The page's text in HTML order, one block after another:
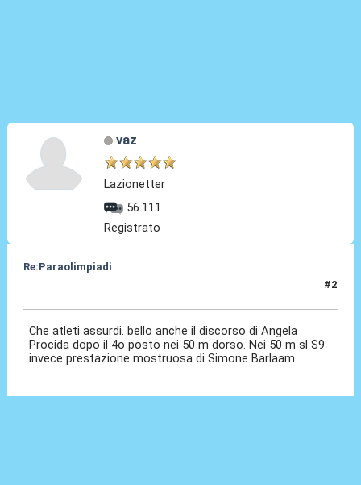
vaz
Lazionetter
56.111
Registrato
Re:Paraolimpiadi
#2
Che atleti assurdi. bello anche il discorso di Angela
Procida dopo il 4o posto nei 50 m dorso. Nei 50 m sl S9
invece prestazione mostruosa di Simone Barlaam